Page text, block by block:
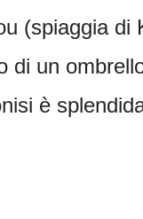
(spiaggia
di un
è